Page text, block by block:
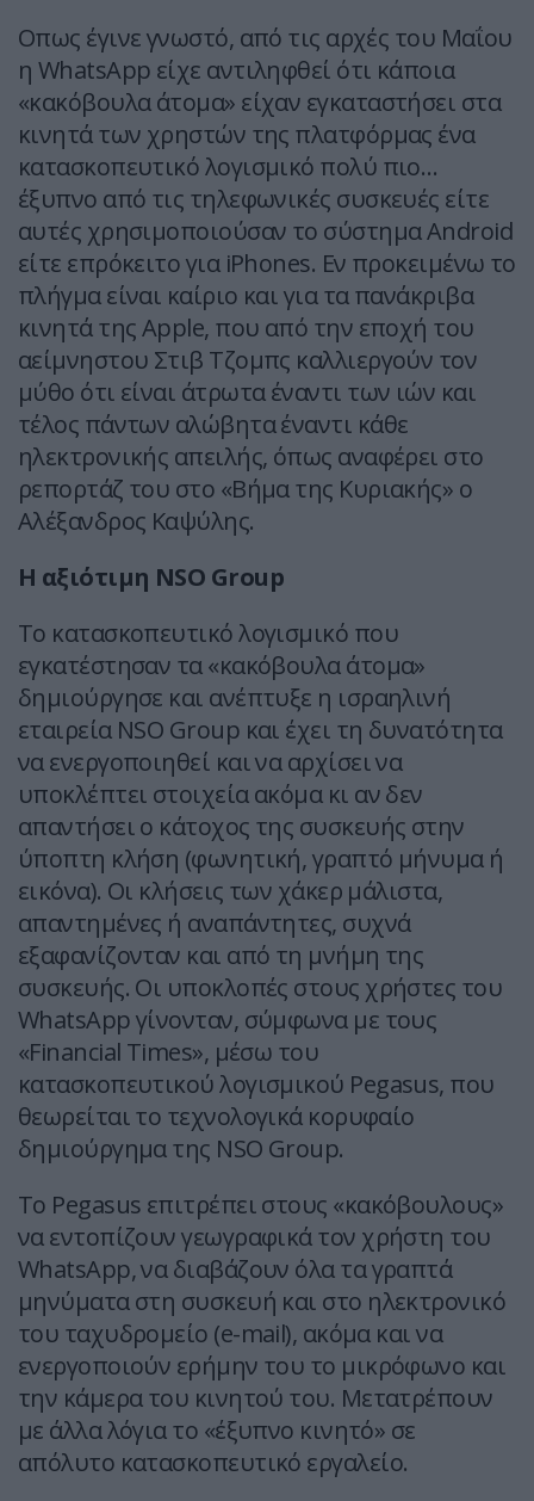
Οπως έγινε γνωστό, από τις αρχές του Μαΐου
η WhatsApp είχε αντιληφθεί ότι κάποια
«κακόβουλα άτομα» είχαν εγκαταστήσει στα
κινητά των χρηστών της πλατφόρμας ένα
κατασκοπευτικό λογισμικό πολύ πιο…
έξυπνο από τις τηλεφωνικές συσκευές είτε
αυτές χρησιμοποιούσαν το σύστημα Android
είτε επρόκειτο για iPhones. Εν προκειμένω το
πλήγμα είναι καίριο και για τα πανάκριβα
κινητά της Apple, που από την εποχή του
αείμνηστου Στιβ Τζομπς καλλιεργούν τον
μύθο ότι είναι άτρωτα έναντι των ιών και
τέλος πάντων αλώβητα έναντι κάθε
ηλεκτρονικής απειλής, όπως αναφέρει στο
ρεπορτάζ του στο «Βήμα της Κυριακής» ο
Αλέξανδρος Καψύλης.
Η αξιότιμη NSO Group
Το κατασκοπευτικό λογισμικό που
εγκατέστησαν τα «κακόβουλα άτομα»
δημιούργησε και ανέπτυξε η ισραηλινή
εταιρεία NSO Group και έχει τη δυνατότητα
να ενεργοποιηθεί και να αρχίσει να
υποκλέπτει στοιχεία ακόμα κι αν δεν
απαντήσει ο κάτοχος της συσκευής στην
ύποπτη κλήση (φωνητική, γραπτό μήνυμα ή
εικόνα). Οι κλήσεις των χάκερ μάλιστα,
απαντημένες ή αναπάντητες, συχνά
εξαφανίζονταν και από τη μνήμη της
συσκευής. Οι υποκλοπές στους χρήστες του
WhatsApp γίνονταν, σύμφωνα με τους
«Financial Times», μέσω του
κατασκοπευτικού λογισμικού Pegasus, που
θεωρείται το τεχνολογικά κορυφαίο
δημιούργημα της NSO Group.
Το Pegasus επιτρέπει στους «κακόβουλους»
να εντοπίζουν γεωγραφικά τον χρήστη του
WhatsApp, να διαβάζουν όλα τα γραπτά
μηνύματα στη συσκευή και στο ηλεκτρονικό
του ταχυδρομείο (e-mail), ακόμα και να
ενεργοποιούν ερήμην του το μικρόφωνο και
την κάμερα του κινητού του. Μετατρέπουν
με άλλα λόγια το «έξυπνο κινητό» σε
απόλυτο κατασκοπευτικό εργαλείο.